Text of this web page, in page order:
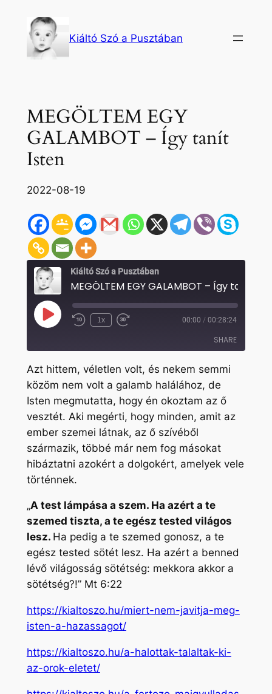
tartalomhoz
Kiáltó Szó a Pusztában
MEGÖLTEM EGY
GALAMBOT – Így tanít
Isten
2022-08-19
Kiáltó Szó a Pusztában
MEGÖLTEM EGY GALAMBOT – Így tanít
Play
Episode Rewind
1x
Fast
seconds
00:00 / 00:28:24
SHARE
SHARE
LINK
EMBED
Azt hittem, véletlen volt, és nekem semmi
közöm nem volt a galamb halálához, de
Isten megmutatta, hogy én okoztam az ő
vesztét. Aki megérti, hogy minden, amit az
ember szemei látnak, az ő szívéből
származik, többé már nem fog másokat
hibáztatni azokért a dolgokért, amelyek vele
történnek.
„A test lámpása a szem. Ha azért a te
szemed tiszta, a te egész tested világos
lesz. Ha pedig a te szemed gonosz, a te
egész tested sötét lesz. Ha azért a benned
lévő világosság sötétség: mekkora akkor a
sötétség?!” Mt 6:22
https://kialtoszo.hu/miert-nem-javitja-meg-
isten-a-hazassagot/
https://kialtoszo.hu/a-halottak-talaltak-ki-
az-orok-eletet/